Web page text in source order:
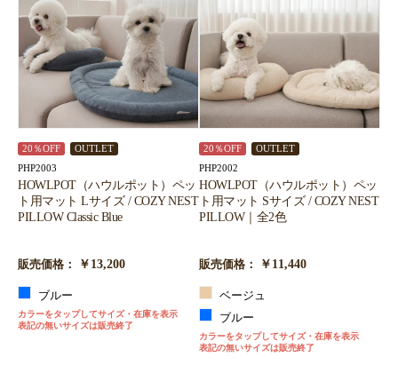
20％OFF OUTLET
PHP2003
HOWLPOT（ハウルポット）ペッ
ト用マット Lサイズ / COZY NEST
PILLOW Classic Blue
販売価格： ￥13,200
ブルー
カラーをタップしてサイズ・在庫を表示
表記の無いサイズは販売終了
20％OFF OUTLET
PHP2002
HOWLPOT（ハウルポット）ペッ
ト用マット Sサイズ / COZY NEST
PILLOW｜全2色
販売価格： ￥11,440
ベージュ
ブルー
カラーをタップしてサイズ・在庫を表示
表記の無いサイズは販売終了